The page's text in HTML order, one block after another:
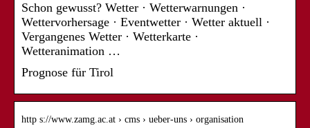
Schon gewusst? Wetter · Wetterwarnungen ·
Wettervorhersage · Eventwetter · Wetter aktuell ·
Vergangenes Wetter · Wetterkarte ·
Wetteranimation …
Prognose für Tirol
http s://www.zamg.ac.at › cms › ueber-uns › organisation